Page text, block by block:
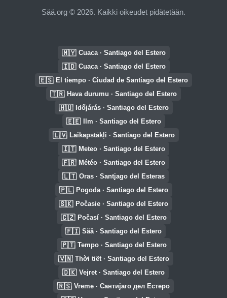
Sää.org © 2026. Kaikki oikeudet pidätetään.
🇲🇾 Cuaca · Santiago del Estero
🇮🇩 Cuaca · Santiago del Estero
🇪🇸 El tiempo · Ciudad de Santiago del Estero
🇹🇷 Hava durumu · Santiago del Estero
🇭🇺 Időjárás · Santiago del Estero
🇪🇪 Ilm · Santiago del Estero
🇱🇻 Laikapstākļi · Santiago del Estero
🇮🇹 Meteo · Santiago del Estero
🇫🇷 Météo · Santiago del Estero
🇱🇹 Oras · Santjago del Esteras
🇵🇱 Pogoda · Santiago del Estero
🇸🇰 Počasie · Santiago del Estero
🇨🇿 Počasí · Santiago del Estero
🇫🇮 Sää · Santiago del Estero
🇵🇹 Tempo · Santiago del Estero
🇻🇳 Thời tiết · Santiago del Estero
🇩🇰 Vejret · Santiago del Estero
🇷🇸 Vreme · Сантијаго дел Естеро